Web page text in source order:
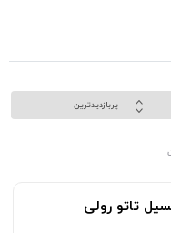
پربازدیدترین
تاتو رولی